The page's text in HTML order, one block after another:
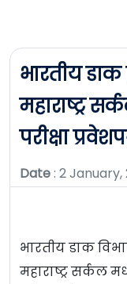
भारतीय
महाराष्ट्र
परीक्षा
Date: 2 January,
भारतीय डाक
महाराष्ट्र सर्कल